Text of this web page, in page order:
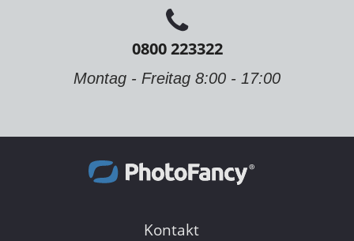
0800 223322
Montag - Freitag 8:00 - 17:00
Kontakt